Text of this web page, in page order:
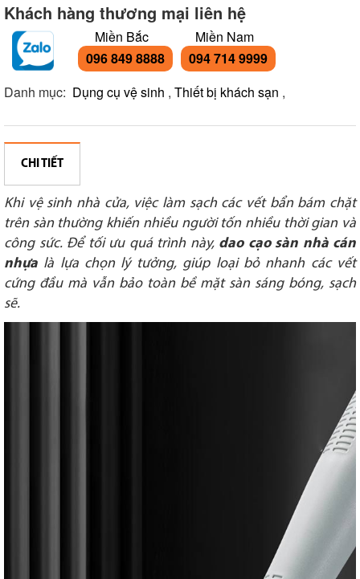
Khách hàng thương mại liên hệ
Miền Bắc
096 849 8888
Miền Nam
094 714 9999
Danh mục: Dụng cụ vệ sinh , Thiết bị khách sạn ,
CHI TIẾT
Khi vệ sinh nhà cửa, việc làm sạch các vết bẩn bám chặt
trên sàn thường khiến nhiều người tốn nhiều thời gian và
công sức. Để tối ưu quá trình này, dao cạo sàn nhà cán
nhựa là lựa chọn lý tưởng, giúp loại bỏ nhanh các vết
cứng đầu mà vẫn bảo toàn bề mặt sàn sáng bóng, sạch
sẽ.